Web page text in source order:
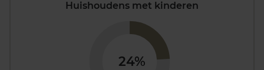
Huishoudens met kinderen
24%